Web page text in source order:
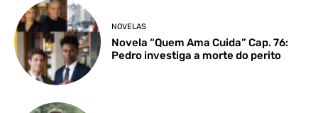
NOVELAS
Novela “Quem Ama Cuida” Cap. 76:
Pedro investiga a morte do perito